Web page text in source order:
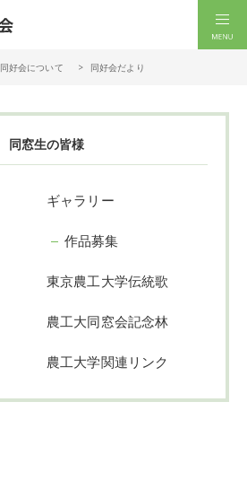
同好会について 同好会だより
同窓生の皆様
ギャラリー
作品募集
東京農工大学伝統歌
農工大同窓会記念林
農工大学関連リンク